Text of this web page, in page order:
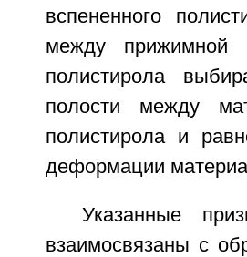
вспененного
между прижимной
полистирола
полости между
полистирола и
деформации
Указанные
взаимосвязаны с